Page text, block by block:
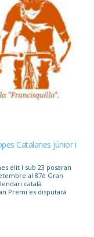
Catalanes júnior i
elit i sub 23 posaran
al 87è Gran
català
Premi es disputarà